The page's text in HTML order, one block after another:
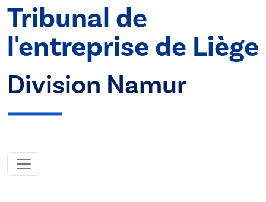
Tribunal de
l'entreprise de Liège
Division Namur